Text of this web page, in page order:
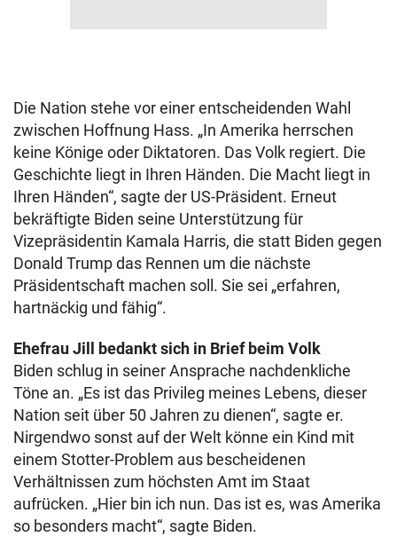
Die Nation stehe vor einer entscheidenden Wahl
zwischen Hoffnung Hass. „In Amerika herrschen
keine Könige oder Diktatoren. Das Volk regiert. Die
Geschichte liegt in Ihren Händen. Die Macht liegt in
Ihren Händen“, sagte der US-Präsident. Erneut
bekräftigte Biden seine Unterstützung für
Vizepräsidentin Kamala Harris, die statt Biden gegen
Donald Trump das Rennen um die nächste
Präsidentschaft machen soll. Sie sei „erfahren,
hartnäckig und fähig“.
Ehefrau Jill bedankt sich in Brief beim Volk
Biden schlug in seiner Ansprache nachdenkliche
Töne an. „Es ist das Privileg meines Lebens, dieser
Nation seit über 50 Jahren zu dienen“, sagte er.
Nirgendwo sonst auf der Welt könne ein Kind mit
einem Stotter-Problem aus bescheidenen
Verhältnissen zum höchsten Amt im Staat
aufrücken. „Hier bin ich nun. Das ist es, was Amerika
so besonders macht“, sagte Biden.